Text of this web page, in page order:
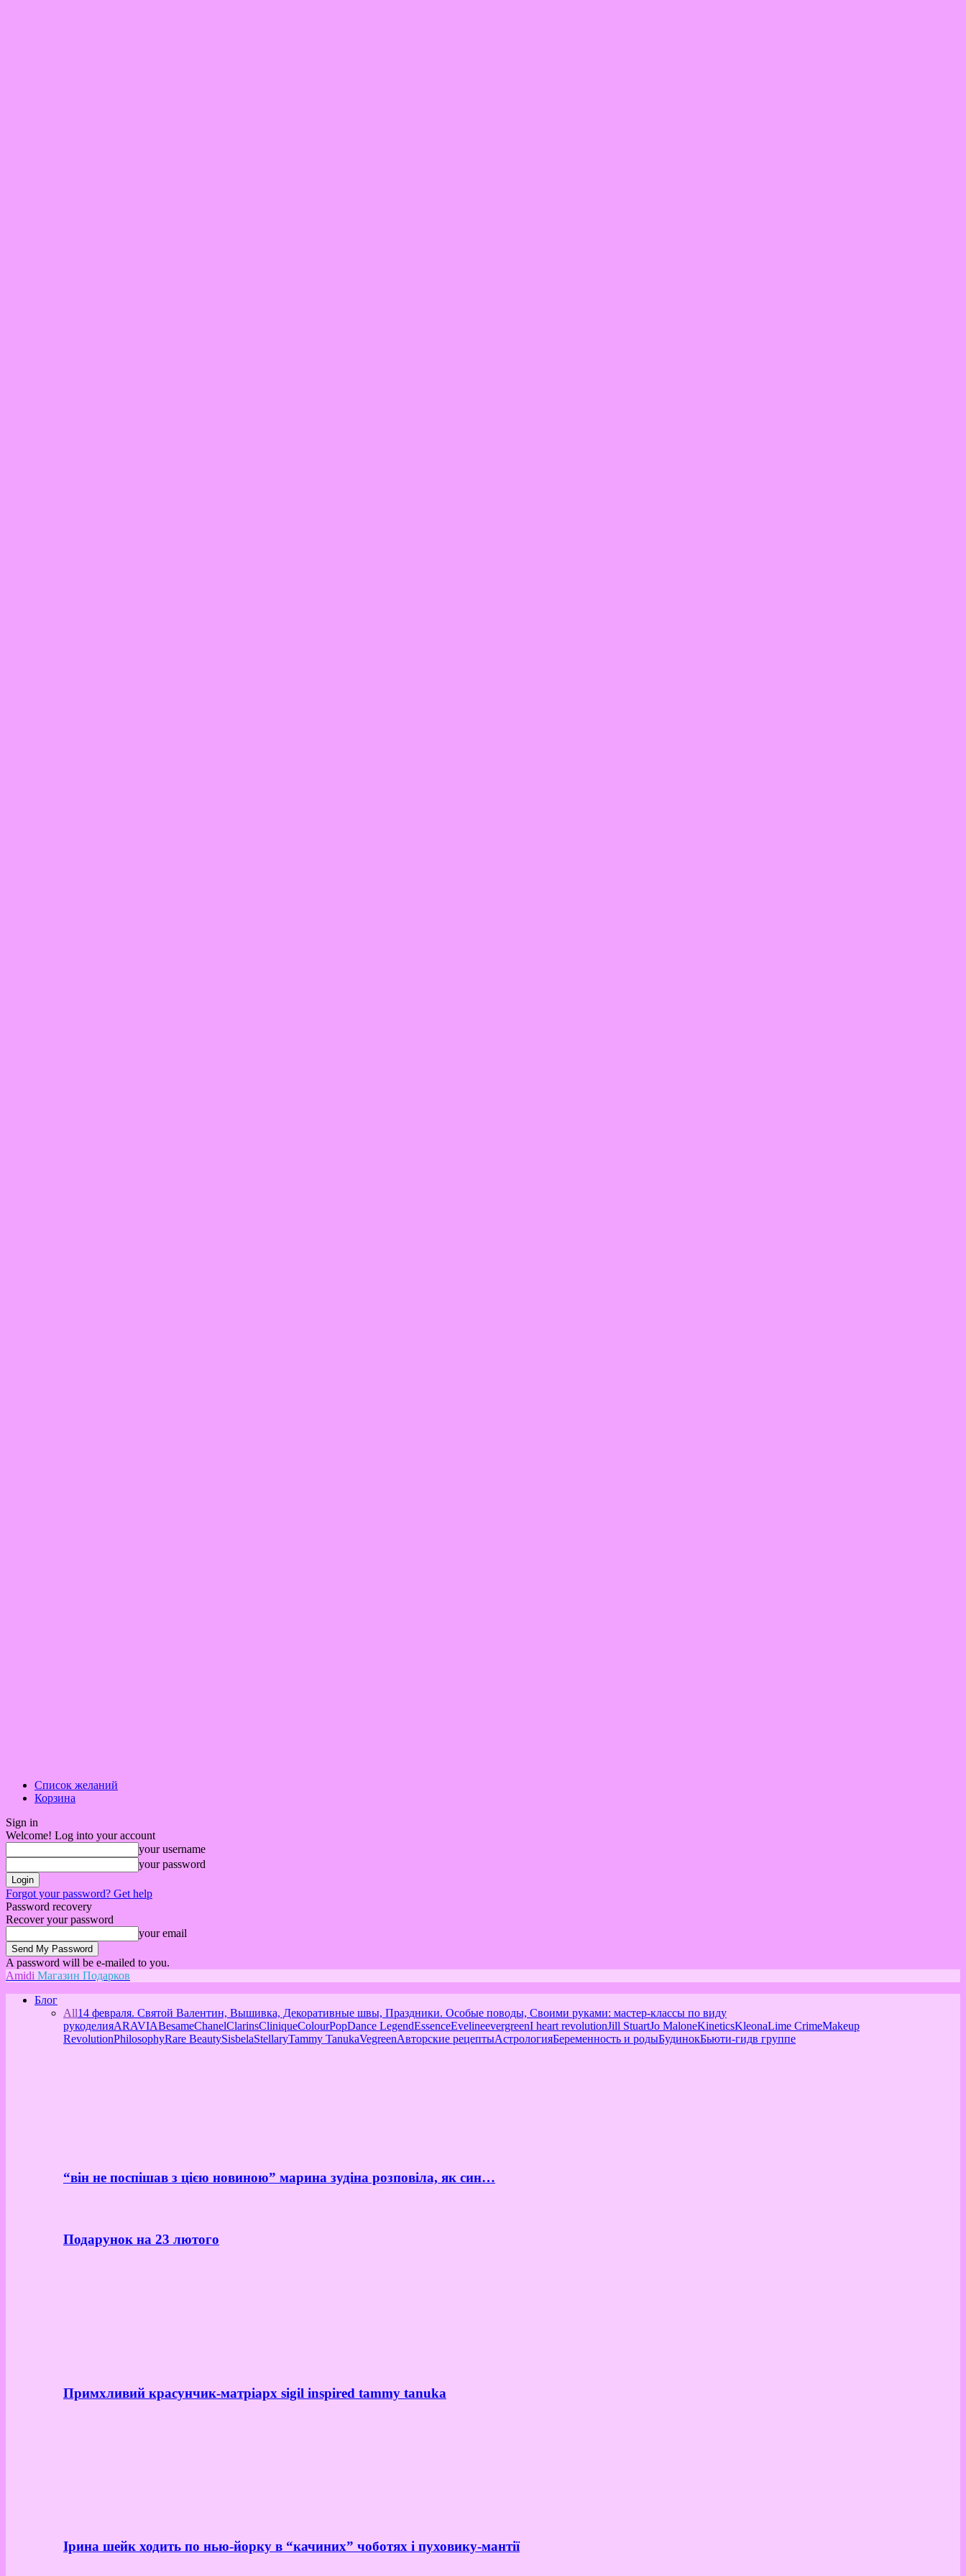
Список желаний
Корзина
Sign in
Welcome! Log into your account
your username
your password
Forgot your password? Get help
Password recovery
Recover your password
your email
A password will be e-mailed to you.
Amidi Магазин Подарков
Блог
All14 февраля. Святой Валентин, Вышивка, Декоративные швы, Праздники. Особые поводы, Своими руками: мастер-классы по виду
рукоделияARAVIABesameChanelClarinsCliniqueColourPopDance LegendEssenceEvelineevergreenI heart revolutionJill StuartJo MaloneKineticsKleonaLime CrimeMakeup
RevolutionPhilosophyRare BeautySisbelaStellaryTammy TanukaVegreenАвторские рецептыАстрологияБеременность и родыБудинокБьюти-гидв группе
“він не поспішав з цією новиною” марина зудіна розповіла, як син…
Подарунок на 23 лютого
Примхливий красунчик-матріарх sigil inspired tammy tanuka
Ірина шейк ходить по нью-йорку в “качиних” чоботях і пуховику-мантії